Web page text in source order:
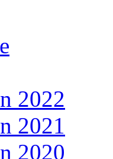
2022
2021
2020